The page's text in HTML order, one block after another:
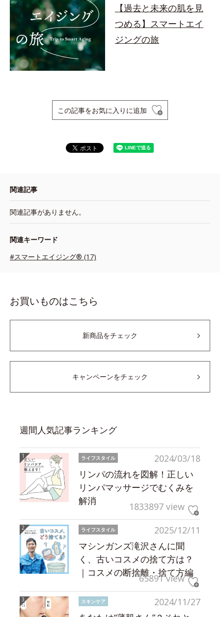
【過去と未来の肌を見
つめる】スマートエイ
ジングの旅
この記事をお気に入りに追加
関連記事
関連記事がありません。
関連キーワード
#スマートエイジング® (17)
お買いものはこちら
新商品をチェック
キャンペーンをチェック
週間人気記事ランキング
2024/03/18
ライフスタイル
リンパの流れを図解！正しい
リンパマッサージでむくみを
解消
1833897 view
2025/12/11
ライフスタイル
マシンガンズ滝沢さんに聞
く、古いコスメの捨て方は？
｜コスメの断捨離・捨て方編
65891 view
2024/11/27
スキンケア